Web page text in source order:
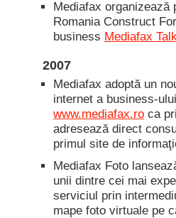
Mediafax organizează
Romania Construct
business Mediafax
2007
Mediafax adoptă un
internet a business-
www.mediafax.ro ca
adresează direct
primul site de
Mediafax Foto
unii dintre cei mai
serviciul prin
mape foto virtuale pe